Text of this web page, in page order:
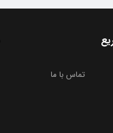
تماس با ما